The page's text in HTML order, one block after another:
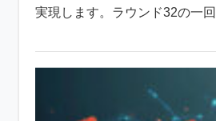
実現します。ラウンド32の一